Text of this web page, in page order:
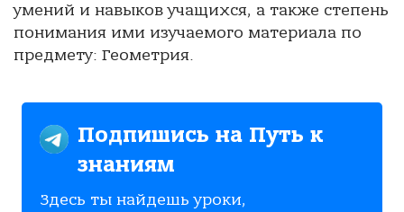
умений и навыков учащихся, а также степень
понимания ими изучаемого материала по
предмету: Геометрия.
Подпишись на Путь к
знаниям
Здесь ты найдешь уроки,